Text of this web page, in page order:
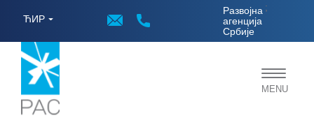
ЋИР
Развојна
агенција
Србије
;
Toggle
MENU